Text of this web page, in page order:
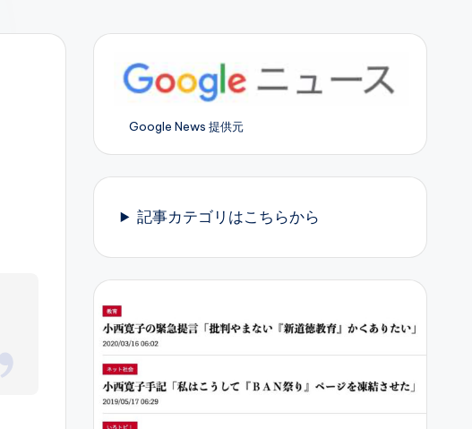
Google News 提供元
記事カテゴリはこちらから